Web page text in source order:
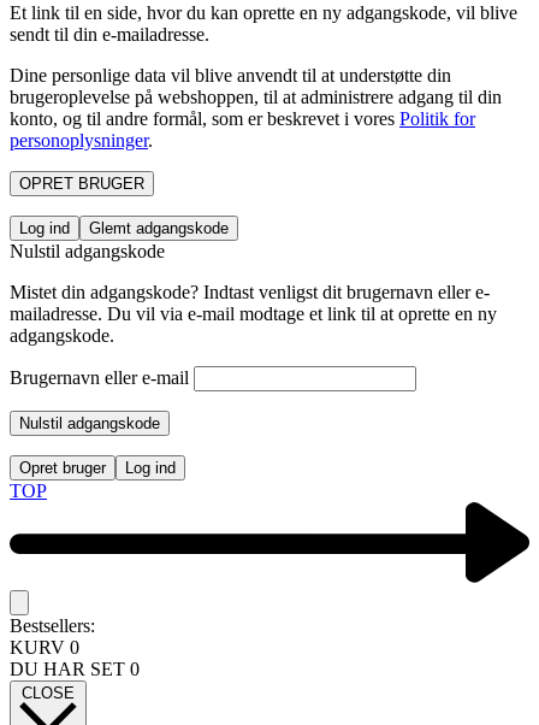
Et link til en side, hvor du kan oprette en ny adgangskode, vil blive
sendt til din e-mailadresse.
Dine personlige data vil blive anvendt til at understøtte din
brugeroplevelse på webshoppen, til at administrere adgang til din
konto, og til andre formål, som er beskrevet i vores Politik for
personoplysninger.
OPRET BRUGER
Log ind Glemt adgangskode
Nulstil adgangskode
Mistet din adgangskode? Indtast venligst dit brugernavn eller e-
mailadresse. Du vil via e-mail modtage et link til at oprette en ny
adgangskode.
Brugernavn eller e-mail
Nulstil adgangskode
Opret bruger Log ind
TOP
Bestsellers:
KURV 0
DU HAR SET 0
CLOSE